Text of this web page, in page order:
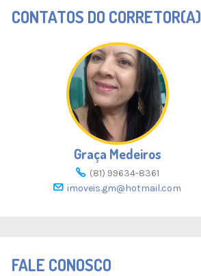
CONTATOS DO CORRETOR(A)
Graça Medeiros
(81) 99634-8361
imoveis.gm@hotmail.com
FALE CONOSCO